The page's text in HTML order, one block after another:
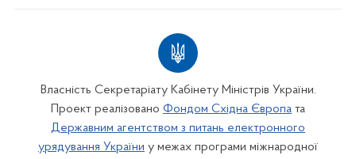
Власність Секретаріату Кабінету Міністрів України.
Проект реалізовано Фондом Східна Європа та
Державним агентством з питань електронного
урядування України у межах програми міжнародної